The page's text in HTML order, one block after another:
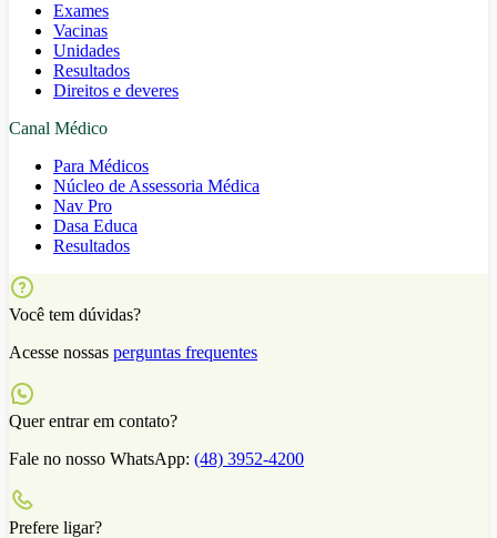
Exames
Vacinas
Unidades
Resultados
Direitos e deveres
Canal Médico
Para Médicos
Núcleo de Assessoria Médica
Nav Pro
Dasa Educa
Resultados
Você tem dúvidas?
Acesse nossas perguntas frequentes
Quer entrar em contato?
Fale no nosso WhatsApp: (48) 3952-4200
Prefere ligar?